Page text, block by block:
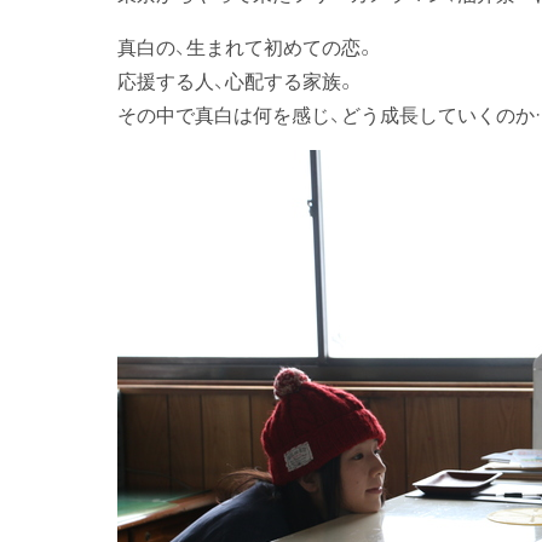
真白の、生まれて初めての恋。
応援する人、心配する家族。
その中で真白は何を感じ、どう成長していくの